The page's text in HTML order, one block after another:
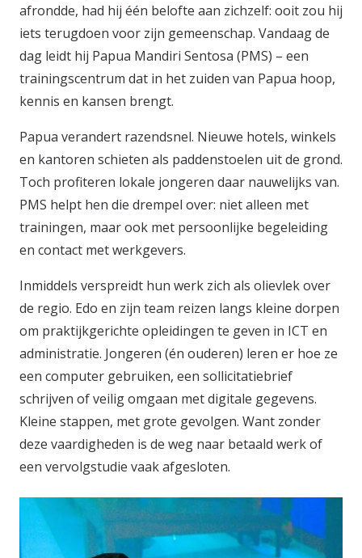
afrondde, had hij één belofte aan zichzelf: ooit zou hij
iets terugdoen voor zijn gemeenschap. Vandaag de
dag leidt hij Papua Mandiri Sentosa (PMS) – een
trainingscentrum dat in het zuiden van Papua hoop,
kennis en kansen brengt.
Papua verandert razendsnel. Nieuwe hotels, winkels
en kantoren schieten als paddenstoelen uit de grond.
Toch profiteren lokale jongeren daar nauwelijks van.
PMS helpt hen die drempel over: niet alleen met
trainingen, maar ook met persoonlijke begeleiding
en contact met werkgevers.
Inmiddels verspreidt hun werk zich als olievlek over
de regio. Edo en zijn team reizen langs kleine dorpen
om praktijkgerichte opleidingen te geven in ICT en
administratie. Jongeren (én ouderen) leren er hoe ze
een computer gebruiken, een sollicitatiebrief
schrijven of veilig omgaan met digitale gegevens.
Kleine stappen, met grote gevolgen. Want zonder
deze vaardigheden is de weg naar betaald werk of
een vervolgstudie vaak afgesloten.